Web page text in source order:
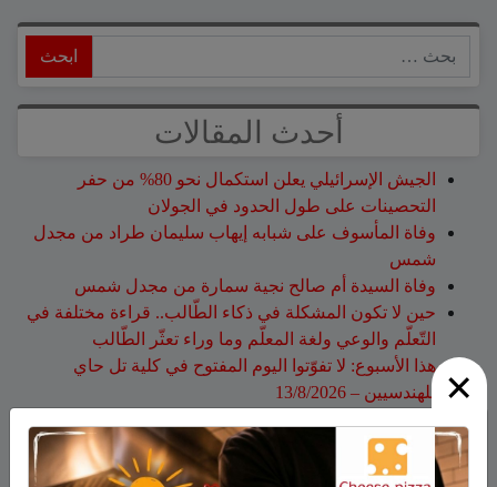
×
أحدث المقالات
الجيش الإسرائيلي يعلن استكمال نحو 80% من حفر
التحصينات على طول الحدود في الجولان
وفاة المأسوف على شبابه إيهاب سليمان طراد من مجدل
شمس
وفاة السيدة أم صالح نجية سمارة من مجدل شمس
حين لا تكون المشكلة في ذكاء الطّالب.. قراءة مختلفة في
التّعلّم والوعي ولغة المعلّم وما وراء تعثّر الطّالب
هذا الأسبوع: لا تفوّتوا اليوم المفتوح في كلية تل حاي
للهندسيين – 13/8/2026
أحدث التعليقات